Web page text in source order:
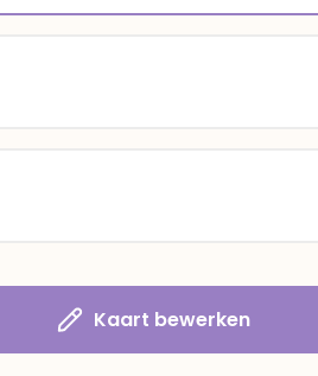
Kaart bewerken